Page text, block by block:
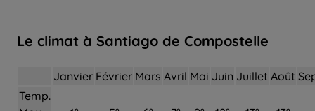
Le climat à Santiago de Compostelle
Janvier Février Mars Avril Mai Juin Juillet Août
Temp.